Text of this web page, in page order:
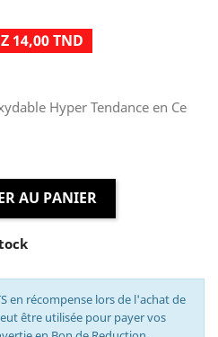
14,00 TND
Hyper Tendance en Ce
AU PANIER
en récompense lors de l'achat de
être utilisée pour payer vos